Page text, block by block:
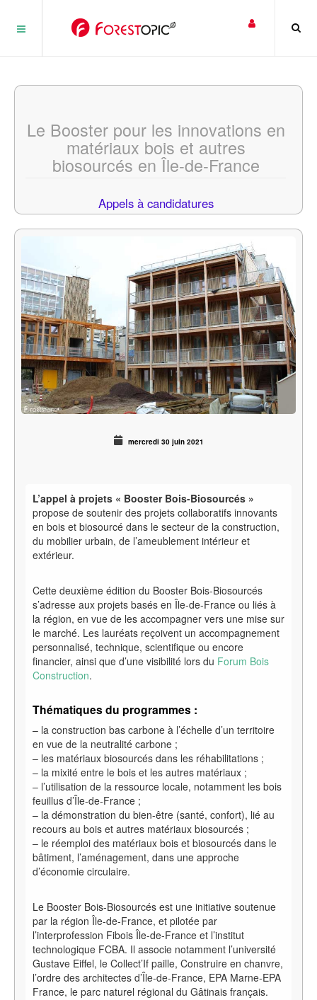
Le Booster pour les innovations en
matériaux bois et autres
biosourcés en Île-de-France
Appels à candidatures
mercredi 30 juin 2021
L’appel à projets « Booster Bois-Biosourcés »
propose de soutenir des projets collaboratifs innovants
en bois et biosourcé dans le secteur de la construction,
du mobilier urbain, de l’ameublement intérieur et
extérieur.
Cette deuxième édition du Booster Bois-Biosourcés
s’adresse aux projets basés en Île-de-France ou liés à
la région, en vue de les accompagner vers une mise sur
le marché. Les lauréats reçoivent un accompagnement
personnalisé, technique, scientifique ou encore
financier, ainsi que d’une visibilité lors du Forum Bois
Construction.
Thématiques du programmes :
– la construction bas carbone à l’échelle d’un territoire
en vue de la neutralité carbone ;
– les matériaux biosourcés dans les réhabilitations ;
– la mixité entre le bois et les autres matériaux ;
– l’utilisation de la ressource locale, notamment les bois
feuillus d’Île-de-France ;
– la démonstration du bien-être (santé, confort), lié au
recours au bois et autres matériaux biosourcés ;
– le réemploi des matériaux bois et biosourcés dans le
bâtiment, l’aménagement, dans une approche
d’économie circulaire.
Le Booster Bois-Biosourcés est une initiative soutenue
par la région Île-de-France, et pilotée par
l’interprofession Fibois Île-de-France et l’institut
technologique FCBA. Il associe notamment l’université
Gustave Eiffel, le Collect’If paille, Construire en chanvre,
l’ordre des architectes d’Île-de-France, EPA Marne-EPA
France, le parc naturel régional du Gâtinais français.